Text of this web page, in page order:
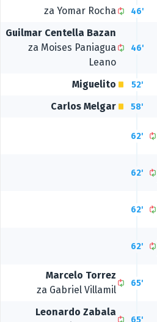
za Yomar Rocha 46'
Guilmar Centella Bazan
za Moises Paniagua
Leano
46'
Miguelito 52'
Carlos Melgar 58'
62'
62'
62'
62'
Marcelo Torrez
za Gabriel Villamil
65'
Leonardo Zabala
65'